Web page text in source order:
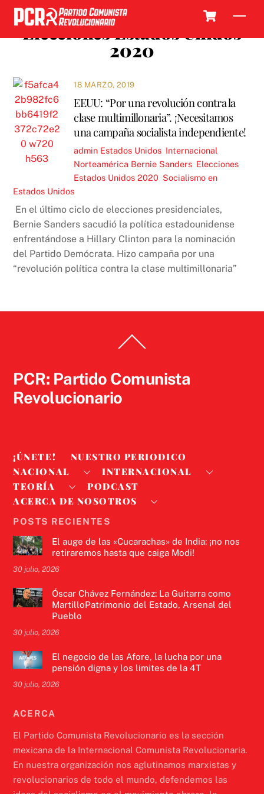
Skip
contentElecciones Estados Unidos
2020
18 MARZO, 2019
EEUU: “Por una revolución contra la
clase multimillonaria”. ¡Necesitamos
una campaña socialista independiente!
admin Estados Unidos Internacional
Norteamérica Bernie Sanders Elecciones
Estados Unidos 2020 Socialismo en
Estados Unidos
En el último ciclo de elecciones presidenciales,
Bernie Sanders sacudió la política estadounidense
enfrentándose a Hillary Clinton para la nominación
del Partido Demócrata. Hizo campaña por una
“revolución política contra la clase multimillonaria”
To
PCR: Partido Comunista
Revolucionario
¡ÚNETE!
NUESTRO PERIODICO
NACIONAL
INTERNACIONAL
TEORÍA
PODCAST
ACERCA DE NOSOTROS
POSTS RECIENTES
El auge de las «Cucarachas» de India: ¡no nos
retiraremos hasta que caiga Modi!
30 julio, 2026
Óscar Chávez Fernández: La Guitarra como
MartilloPatrimonio del Estado, Arsenal del
Pueblo
30 julio, 2026
El negocio de las Afore, la lucha por una
pensión digna y los límites de la 4T
30 julio, 2026
ACERCA
El Partido Comunista Revolucionario es la sección
mexicana de la Internacional Comunista Revolucionaria.
En nuestra organización nos aglutinamos marxistas y
revolucionarios de todo el mundo, defendemos las